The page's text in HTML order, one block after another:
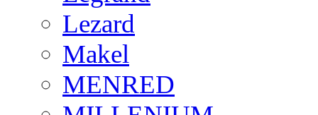
Lezard
Makel
MENRED